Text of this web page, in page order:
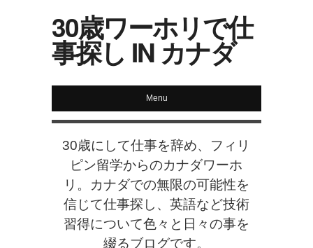
30歳ワーホリで仕
事探し IN カナダ
Menu
30歳にして仕事を辞め、フィリ
ピン留学からのカナダワーホ
リ。カナダでの無限の可能性を
信じて仕事探し、英語など技術
習得について色々と日々の事を
綴るブログです。